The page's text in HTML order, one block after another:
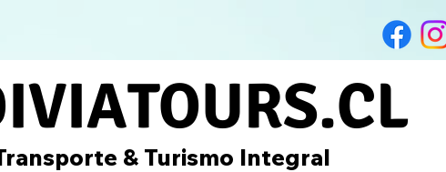
& Turismo Integral